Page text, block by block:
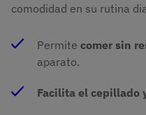
comodidad en su rutina
Permite comer sin
aparato.
Facilita el cepillado